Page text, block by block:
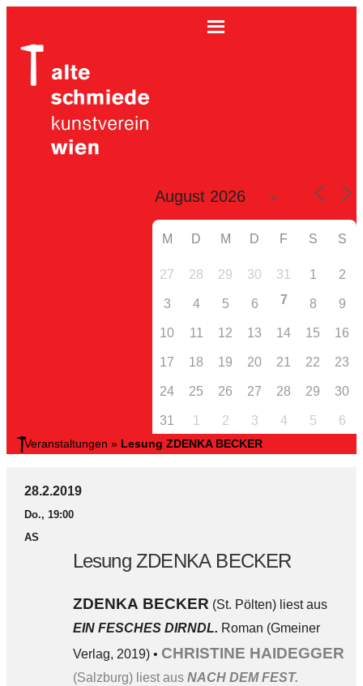
M D M D F S S
27 28 29 30 31 1 2
3 4 5 6 7 8 9
10 11 12 13 14 15 16
17 18 19 20 21 22 23
24 25 26 27 28 29 30
31 1 2 3 4 5 6
Veranstaltungen » Lesung ZDENKA BECKER
28.2.2019
Do., 19:00
AS
Lesung ZDENKA BECKER
ZDENKA BECKER (St. Pölten) liest aus
EIN FESCHES DIRNDL. Roman (Gmeiner
Verlag, 2019) • CHRISTINE HAIDEGGER
(Salzburg) liest aus NACH DEM FEST.